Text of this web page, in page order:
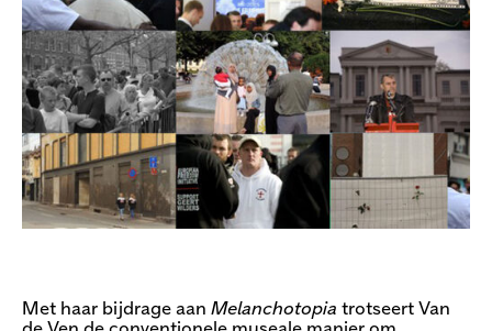
Met haar bijdrage aan Melanchotopia trotseert Van